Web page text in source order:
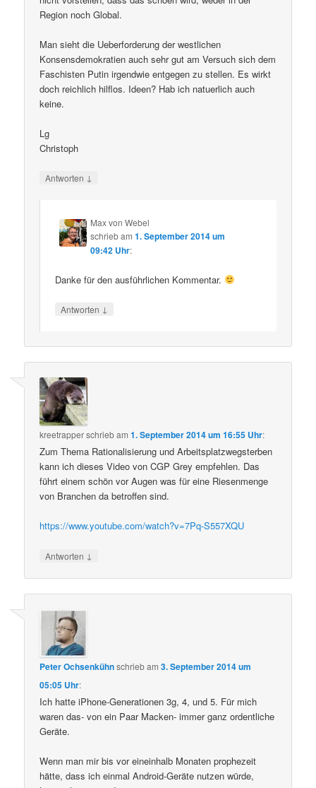
Region noch Global.
Man sieht die Ueberforderung der westlichen
Konsensdemokratien auch sehr gut am Versuch sich dem
Faschisten Putin irgendwie entgegen zu stellen. Es wirkt
doch reichlich hilflos. Ideen? Hab ich natuerlich auch
keine.
Lg
Christoph
Antworten ↓
Max von Webel
schriebam1. September 2014 um
09:42 Uhr:
Danke für den ausführlichen Kommentar.
Antworten ↓
kreetrapperschriebam1. September 2014 um 16:55 Uhr:
Zum Thema Rationalisierung und Arbeitsplatzwegsterben
kann ich dieses Video von CGP Grey empfehlen. Das
führt einem schön vor Augen was für eine Riesenmenge
von Branchen da betroffen sind.
https://www.youtube.com/watch?v=7Pq-S557XQU
Antworten ↓
Peter Ochsenkühnschriebam3. September 2014 um
05:05 Uhr:
Ich hatte iPhone-Generationen 3g, 4, und 5. Für mich
waren das- von ein Paar Macken- immer ganz ordentliche
Geräte.
Wenn man mir bis vor eineinhalb Monaten prophezeit
hätte, dass ich einmal Android-Geräte nutzen würde,